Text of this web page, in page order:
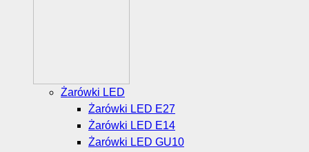
Żarówki LED
Żarówki LED E27
Żarówki LED E14
Żarówki LED GU10